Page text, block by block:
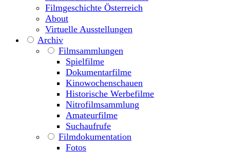
Filmgeschichte Österreich
About
Virtuelle Ausstellungen
Archiv
Filmsammlungen
Spielfilme
Dokumentarfilme
Kinowochenschauen
Historische Werbefilme
Nitrofilmsammlung
Amateurfilme
Suchaufrufe
Filmdokumentation
Fotos